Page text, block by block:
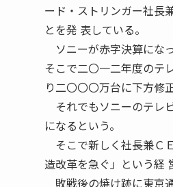
ード・ストリンガー社長
とを発 表している。
ソニーが赤字決算にな
そこで二〇一二年度のテ
り二〇〇〇万台に下方修
それでもソニーのテレ
になるという。
そこで新しく社長兼Ｃ
造改革を急ぐ」という経
敗戦後の焼け跡に東京